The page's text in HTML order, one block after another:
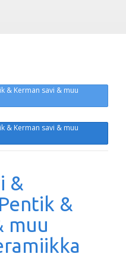
& Kerman savi & muu
& Kerman savi & muu
&
&
muu